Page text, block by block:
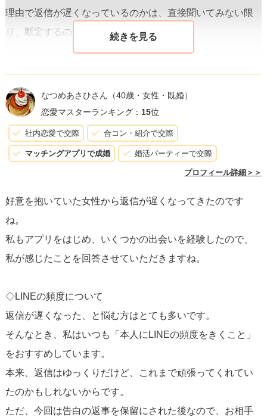
理由で返信が遅くなっているのかは、直接聞いてみない限
り、断定するのは難しいでしょう。
のは無理もありません。ただ、
期待を持たせるようなやり
取りをしているのは必ずしも故意ではないかもしれませ
ん。もしかすると、彼女自身がまだ自分の感情を整理して
いる段階かもしれないですし、タイミングが合わずにやり
取りが滞っているのかもしれません。
次の出会いに向けて進む決断も一つの選択肢です。しか
し、今後のために、彼女に対して一つのメッセージを送っ
てみても良いかもしれません。「もし連絡が遅れているの
が何かの事情なら、教えてくれると嬉しいです」といった
は、あなたの誠実さを示す一つの方法です
最後に、他者の不誠実さを感じたときには、自分の価値観
やアプローチを大切にしてください。あなたが望むような
誠実なコミュニケーションを心掛け、次の出会いにも繋げ
ていきましょう。
なつめあさひさん （40歳・女性・既婚）
恋愛マスターランキング： 15位
社内恋愛で交際 合コン・紹介で交際
マッチングアプリで成婚 婚活パーティーで交際
プロフィール詳細＞＞
好意を抱いていた女性から返信が遅くなってきたのです
ね。
私もアプリをはじめ、いくつかの出会いを経験したので、
私が感じたことを回答させていただきますね。
◇LINEの頻度について
返信が遅くなった、と悩む方はとても多いです。
そんなとき、私はいつも「本人にLINEの頻度をきくこと」
をおすすめしています。
本来、返信はゆっくりだけど、これまで頑張ってくれてい
たのかもしれないからです。
ただ、今回は告白の返事を保留にされた後なので、お相手